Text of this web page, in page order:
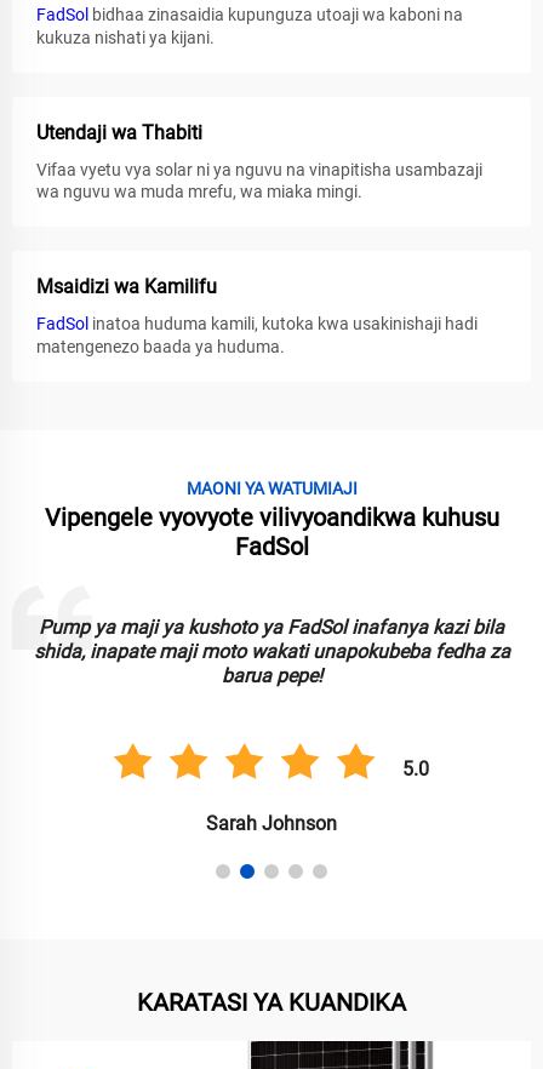
FadSol bidhaa zinasaidia kupunguza utoaji wa kaboni na
kukuza nishati ya kijani.
Utendaji wa Thabiti
Vifaa vyetu vya solar ni ya nguvu na vinapitisha usambazaji
wa nguvu wa muda mrefu, wa miaka mingi.
Msaidizi wa Kamilifu
FadSol inatoa huduma kamili, kutoka kwa usakinishaji hadi
matengenezo baada ya huduma.
MAONI YA WATUMIAJI
Vipengele vyovyote vilivyoandikwa kuhusu
FadSol
Taa za kushoto za FadSol ni nzuri, mbadala na inaweza
kufidi. Zinazofaa kwa kupanga uzuri wa bustani wangu kwa
usimbaji!
5.0
Anil Singh
KARATASI YA KUANDIKA